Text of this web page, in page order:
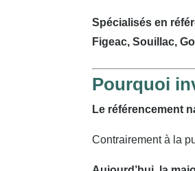
Spécialisés en
Figeac, Souillac,
Pourquoi
Le référencement
Contrairement à la